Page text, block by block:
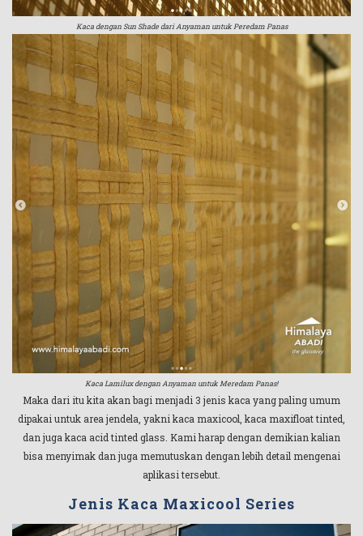
Kaca dengan Sun Shade dari Anyaman untuk Peredam Panas
Kaca Lamilux dengan Anyaman untuk Meredam Panas!
Maka dari itu kita akan bagi menjadi 3 jenis kaca yang paling umum
dipakai untuk area jendela, yakni kaca maxicool, kaca maxifloat tinted,
dan juga kaca acid tinted glass. Kami harap dengan demikian kalian
bisa menyimak dan juga memutuskan dengan lebih detail mengenai
aplikasi tersebut.
Jenis Kaca Maxicool Series